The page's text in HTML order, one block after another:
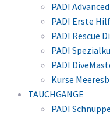
PADI
PADI Erste
PADI Rescue
PADI
PADI
Kurse
TAUCHGÄNGE
PADI